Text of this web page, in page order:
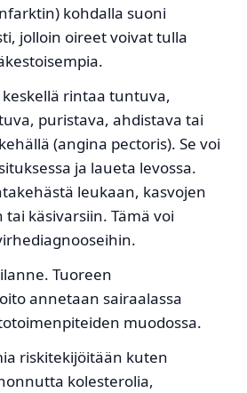
kohdalla suoni
jolloin oireet voivat tulla
rintaa tuntuva,
puristava, ahdistava tai
(angina pectoris). Se voi
ja laueta levossa.
leukaan, kasvojen
käsivarsiin. Tämä voi
Tuoreen
annetaan sairaalassa
muodossa.
riskitekijöitään kuten
kolesterolia,